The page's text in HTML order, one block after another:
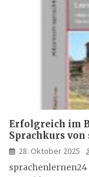
Erfolgreich im
Sprachkurs von
28. Oktober 2025